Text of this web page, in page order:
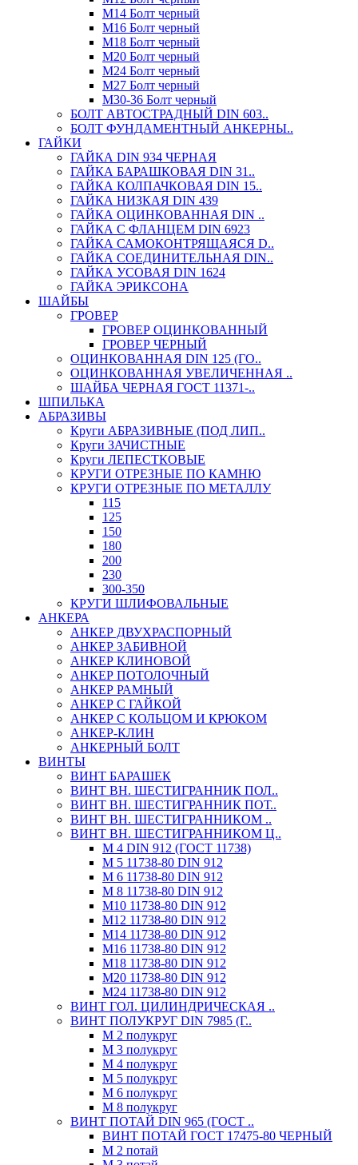
М14 Болт черный
М16 Болт черный
М18 Болт черный
М20 Болт черный
М24 Болт черный
М27 Болт черный
М30-36 Болт черный
БОЛТ АВТОСТРАДНЫЙ DIN 603..
БОЛТ ФУНДАМЕНТНЫЙ АНКЕРНЫ..
ГАЙКИ
ГАЙКА DIN 934 ЧЕРНАЯ
ГАЙКА БАРАШКОВАЯ DIN 31..
ГАЙКА КОЛПАЧКОВАЯ DIN 15..
ГАЙКА НИЗКАЯ DIN 439
ГАЙКА ОЦИНКОВАННАЯ DIN ..
ГАЙКА С ФЛАНЦЕМ DIN 6923
ГАЙКА САМОКОНТРЯЩАЯСЯ D..
ГАЙКА СОЕДИНИТЕЛЬНАЯ DIN..
ГАЙКА УСОВАЯ DIN 1624
ГАЙКА ЭРИКСОНА
ШАЙБЫ
ГРОВЕР
ГРОВЕР ОЦИНКОВАННЫЙ
ГРОВЕР ЧЕРНЫЙ
ОЦИНКОВАННАЯ DIN 125 (ГО..
ОЦИНКОВАННАЯ УВЕЛИЧЕННАЯ ..
ШАЙБА ЧЕРНАЯ ГОСТ 11371-..
ШПИЛЬКА
АБРАЗИВЫ
Круги АБРАЗИВНЫЕ (ПОД ЛИП..
Круги ЗАЧИСТНЫЕ
Круги ЛЕПЕСТКОВЫЕ
КРУГИ ОТРЕЗНЫЕ ПО КАМНЮ
КРУГИ ОТРЕЗНЫЕ ПО МЕТАЛЛУ
115
125
150
180
200
230
300-350
КРУГИ ШЛИФОВАЛЬНЫЕ
АНКЕРА
АНКЕР ДВУХРАСПОРНЫЙ
АНКЕР ЗАБИВНОЙ
АНКЕР КЛИНОВОЙ
АНКЕР ПОТОЛОЧНЫЙ
АНКЕР РАМНЫЙ
АНКЕР С ГАЙКОЙ
АНКЕР С КОЛЬЦОМ И КРЮКОМ
АНКЕР-КЛИН
АНКЕРНЫЙ БОЛТ
ВИНТЫ
ВИНТ БАРАШЕК
ВИНТ ВН. ШЕСТИГРАННИК ПОЛ..
ВИНТ ВН. ШЕСТИГРАННИК ПОТ..
ВИНТ ВН. ШЕСТИГРАННИКОМ ..
ВИНТ ВН. ШЕСТИГРАННИКОМ Ц..
М 4 DIN 912 (ГОСТ 11738)
М 5 11738-80 DIN 912
М 6 11738-80 DIN 912
М 8 11738-80 DIN 912
М10 11738-80 DIN 912
М12 11738-80 DIN 912
М14 11738-80 DIN 912
М16 11738-80 DIN 912
М18 11738-80 DIN 912
М20 11738-80 DIN 912
М24 11738-80 DIN 912
ВИНТ ГОЛ. ЦИЛИНДРИЧЕСКАЯ ..
ВИНТ ПОЛУКРУГ DIN 7985 (Г..
М 2 полукруг
М 3 полукруг
М 4 полукруг
М 5 полукруг
М 6 полукруг
М 8 полукруг
ВИНТ ПОТАЙ DIN 965 (ГОСТ ..
ВИНТ ПОТАЙ ГОСТ 17475-80 ЧЕРНЫЙ
М 2 потай